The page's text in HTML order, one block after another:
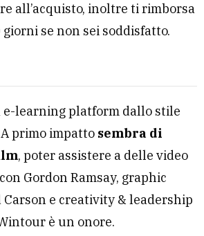
all’acquisto, inoltre ti rimborsa
se non sei soddisfatto.
learning platform dallo stile
primo impatto sembra di
, poter assistere a delle video
Gordon Ramsay, graphic
Carson e creativity & leadership
è un onore.